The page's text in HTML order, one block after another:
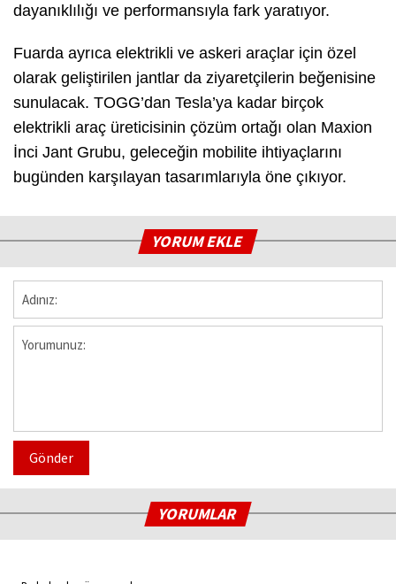
dayanıklılığı ve performansıyla fark yaratıyor.
Fuarda ayrıca elektrikli ve askeri araçlar için özel
olarak geliştirilen jantlar da ziyaretçilerin beğenisine
sunulacak. TOGG’dan Tesla’ya kadar birçok
elektrikli araç üreticisinin çözüm ortağı olan Maxion
İnci Jant Grubu, geleceğin mobilite ihtiyaçlarını
bugünden karşılayan tasarımlarıyla öne çıkıyor.
YORUM EKLE
Gönder
YORUMLAR